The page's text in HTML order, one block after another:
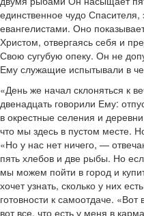
единственное чудо
евангелистами. Оно
Христом, отвергаясь себя и
Свою сугубую опеку. Он не
Ему служащие испытывали в
«День же начал склоняться к
двенадцать говорили Ему:
в окрестные селения и
что мы здесь в пустом месте.
«Но у нас нет ничего, —
пять хлебов и две рыбы. Но
мы можем пойти в город и
хочет узнать, сколько у них
готовности к самоотдаче.
вот все, что есть у меня в